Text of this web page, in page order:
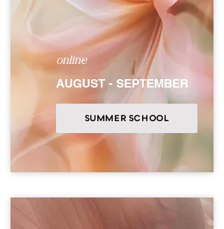
online
AUGUST - SEPTEMBER
SUMMER SCHOOL